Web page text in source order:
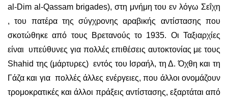
al-Dim al-Qassam brigades), στη μνήμη του εν λόγω Σεΐχη
, του πατέρα της σύγχρονης αραβικής αντίστασης που
σκοτώθηκε από τους Βρετανούς το 1935. Οι Ταξιαρχίες
είναι υπεύθυνες για πολλές επιθέσεις αυτοκτονίας με τους
Shahid της (μάρτυρες) εντός του Ισραήλ, τη Δ. Όχθη και τη
Γάζα και για πολλές άλλες ενέργειες, που άλλοι ονομάζουν
τρομοκρατικές και άλλοι πράξεις αντίστασης, εξαρτάται από